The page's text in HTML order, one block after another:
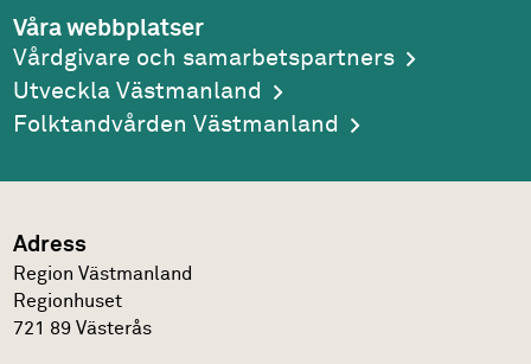
Våra webbplatser
Vårdgivare och samarbetspartners
Utveckla Västmanland
Folktandvården Västmanland
Adress
Region Västmanland
Regionhuset
721 89 Västerås